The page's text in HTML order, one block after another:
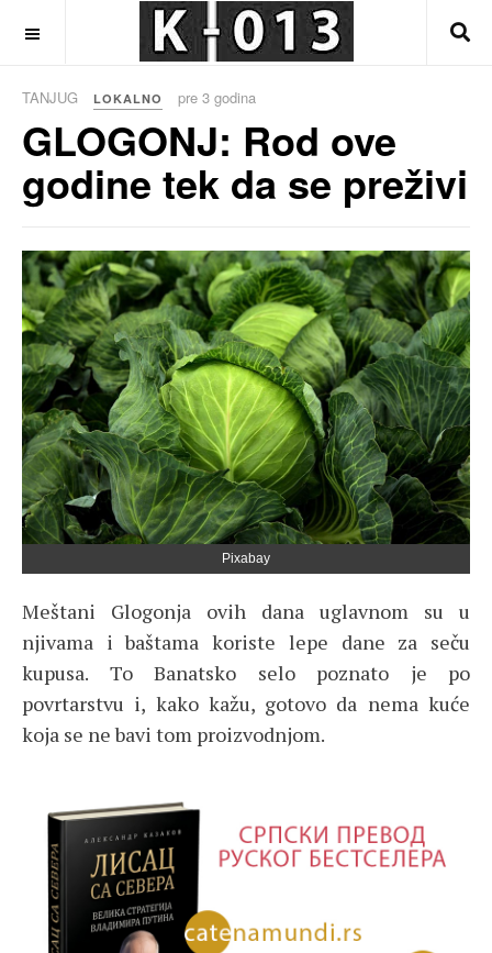
TANJUG LOKALNO pre 3 godina
GLOGONJ: Rod ove
godine tek da se preživi
Pixabay
Meštani Glogonja ovih dana uglavnom su u
njivama i baštama koriste lepe dane za seču
kupusa. To Banatsko selo poznato je po
povrtarstvu i, kako kažu, gotovo da nema kuće
koja se ne bavi tom proizvodnjom.